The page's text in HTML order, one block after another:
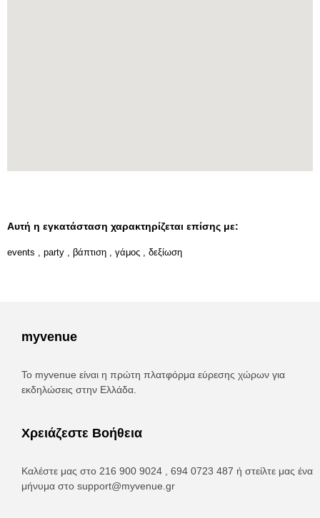
Αυτή η εγκατάσταση χαρακτηρίζεται επίσης με:
events , party , βάπτιση , γάμος , δεξίωση
myvenue
Το myvenue είναι η πρώτη πλατφόρμα εύρεσης χώρων για
εκδηλώσεις στην Ελλάδα.
Χρειάζεστε Βοήθεια
Καλέστε μας στο 216 900 9024 , 694 0723 487 ή στείλτε μας ένα
μήνυμα στο support@myvenue.gr